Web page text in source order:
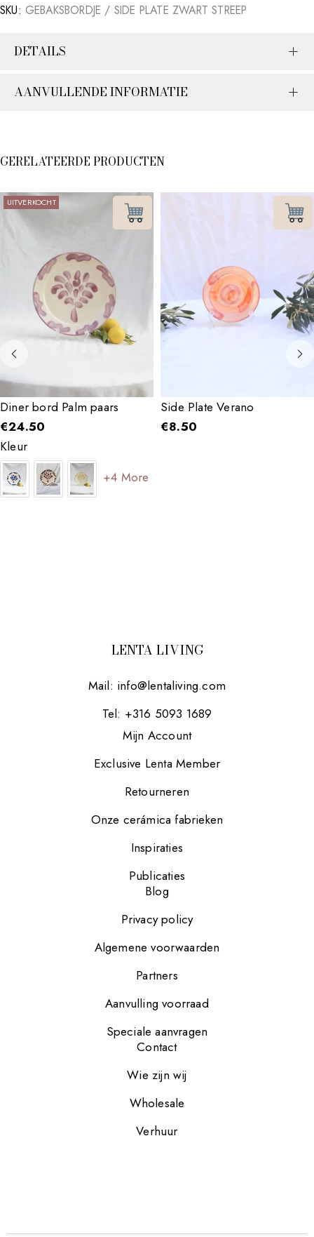
SKU: GEBAKSBORDJE / SIDE PLATE ZWART STREEP
DETAILS
AANVULLENDE INFORMATIE
GERELATEERDE PRODUCTEN
UITVERKOCHT
Diner bord Palm paars
€24.50
Kleur
+4 More
Side Plate Verano
€8.50
LENTA LIVING
Mail: info@lentaliving.com
Tel: +316 5093 1689
Mijn Account
Exclusive Lenta Member
Retourneren
Onze cerámica fabrieken
Inspiraties
Publicaties
Blog
Privacy policy
Algemene voorwaarden
Partners
Aanvulling voorraad
Speciale aanvragen
Contact
Wie zijn wij
Wholesale
Verhuur